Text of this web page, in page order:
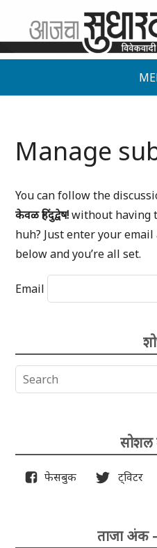
Manage
You can follow the
केवळ हिंदुद्वेष!without having
huh? Just enter your
below and you’re all set.
Email
सोशल
फेसबुक ट्विटर
ताजा अंक